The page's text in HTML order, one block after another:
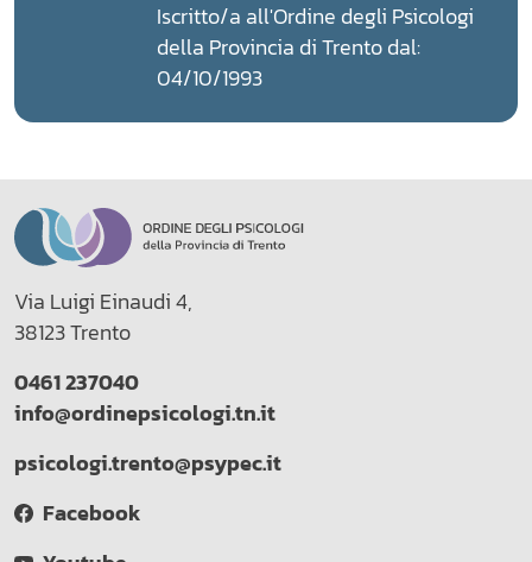
Iscritto/a all'Ordine degli Psicologi
della Provincia di Trento dal:
04/10/1993
Via Luigi Einaudi 4,
38123 Trento
0461 237040
info@ordinepsicologi.tn.it
psicologi.trento@psypec.it
Facebook